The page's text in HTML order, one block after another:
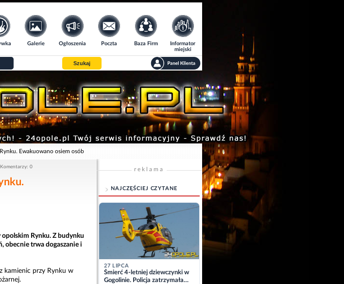
Galerie Ogłoszenia Poczta Baza Firm
Informator
miejski
Szukaj
Ewakuowano osiem osób
Komentarzy: 0
opolskim Rynku. Z budynku
obecnie trwa dogaszanie i
kamienic przy Rynku w
reklama
NAJCZĘŚCIEJ CZYTANE
27 LIPCA
Śmierć 4-letniej dziewczynki w
Gogolinie. Policja zatrzymała